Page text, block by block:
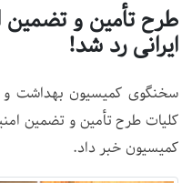
طرح تأمین و
ایرانی رد شد!
سخنگوی کمیسیون بهداشت و
کلیات طرح تأمین و تضمین
کمیسیون خبر داد.